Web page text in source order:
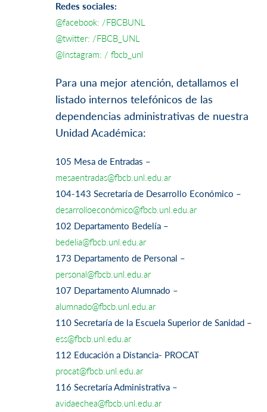
Redes sociales:
@facebook: /FBCBUNL
@twitter: /FBCB_UNL
@Instagram: / fbcb_unl
Para una mejor atención, detallamos el
listado internos telefónicos de las
dependencias administrativas de nuestra
Unidad Académica:
105 Mesa de Entradas –
mesaentradas@fbcb.unl.edu.ar
104-143 Secretaría de Desarrollo Económico –
desarrolloeconómico@fbcb.unl.edu.ar
102 Departamento Bedelía –
bedelia@fbcb.unl.edu.ar
173 Departamento de Personal –
personal@fbcb.unl.edu.ar
107 Departamento Alumnado –
alumnado@fbcb.unl.edu.ar
110 Secretaría de la Escuela Superior de Sanidad –
ess@fbcb.unl.edu.ar
112 Educación a Distancia- PROCAT
procat@fbcb.unl.edu.ar
116 Secretaría Administrativa –
avidaechea@fbcb.unl.edu.ar